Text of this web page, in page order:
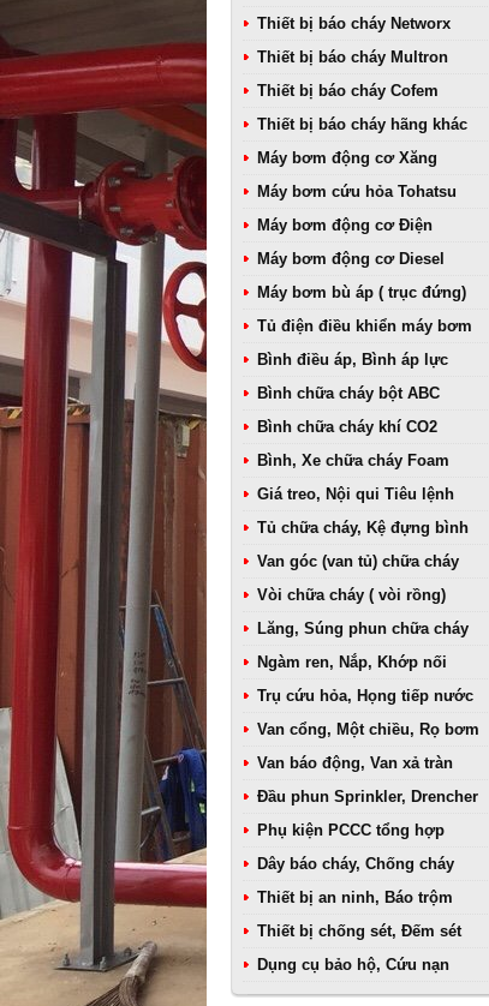
Thiết bị báo cháy Networx
Thiết bị báo cháy Multron
Thiết bị báo cháy Cofem
Thiết bị báo cháy hãng khác
Máy bơm động cơ Xăng
Máy bơm cứu hỏa Tohatsu
Máy bơm động cơ Điện
Máy bơm động cơ Diesel
Máy bơm bù áp ( trục đứng)
Tủ điện điều khiển máy bơm
Bình điều áp, Bình áp lực
Bình chữa cháy bột ABC
Bình chữa cháy khí CO2
Bình, Xe chữa cháy Foam
Giá treo, Nội qui Tiêu lệnh
Tủ chữa cháy, Kệ đựng bình
Van góc (van tủ) chữa cháy
Vòi chữa cháy ( vòi rồng)
Lăng, Súng phun chữa cháy
Ngàm ren, Nắp, Khớp nối
Trụ cứu hỏa, Họng tiếp nước
Van cổng, Một chiều, Rọ bơm
Van báo động, Van xả tràn
Đầu phun Sprinkler, Drencher
Phụ kiện PCCC tổng hợp
Dây báo cháy, Chống cháy
Thiết bị an ninh, Báo trộm
Thiết bị chống sét, Đếm sét
Dụng cụ bảo hộ, Cứu nạn